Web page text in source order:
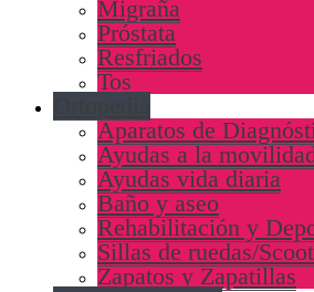
Migraña
Próstata
Resfriados
Tos
Aparatos de
Ayudas a la
Ayudas vida diaria
Baño y aseo
Rehabilitación y
Sillas de ruedas/
Zapatos y Zapatillas